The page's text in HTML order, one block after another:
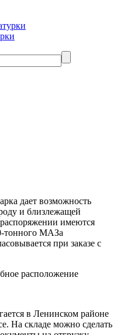
дает возможность
и близлежащей
имеются
тонного МАЗа
при заказе с
расположение
в Ленинском районе
На складе можно сделать